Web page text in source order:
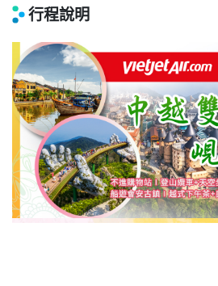
行程說明